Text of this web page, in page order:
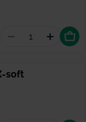
Aantal
soft